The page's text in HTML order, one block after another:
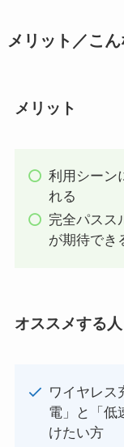
メリット／こ
メリット
利用シーン
れる
完全パスス
が期待でき
オススメする人
ワイヤレス
電」と「低
けたい方